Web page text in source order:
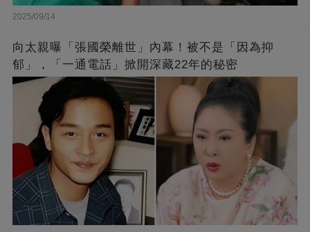
2025/09/14
向太親曝「張國榮離世」內幕！被不是「因為抑
郁」，「一通電話」掀開深藏22年的秘密